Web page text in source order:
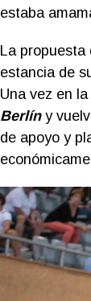
estaba
La propuesta
estancia de
Una vez en
Berlíny
de apoyo y